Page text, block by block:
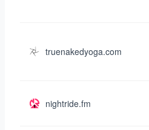
truenakedyoga.com
nightride.fm